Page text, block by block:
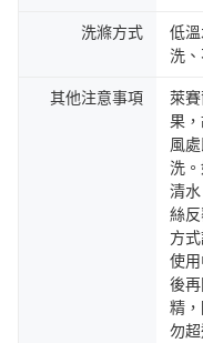
洗滌方式
低
洗
其他注意事項
萊
果
風
洗
清
絲
方
使
後
精
勿